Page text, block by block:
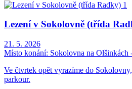
Lezení v Sokolovně (třída
21. 5. 2026
Místo konání: Sokolovna na Olšinkách
Ve čtvrtek opět vyrazíme do
parkour.